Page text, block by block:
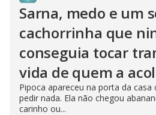
Sarna, medo e um
cachorrinha que
conseguia tocar
vida de quem a
Pipoca apareceu na porta da
pedir nada. Ela não chegou
carinho ou...